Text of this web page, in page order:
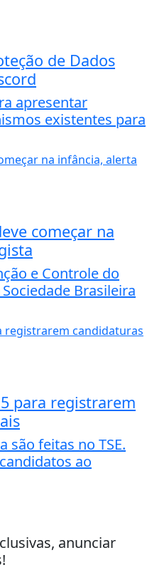
de Dados
apresentar
existentes para
começar na
e Controle do
Brasileira
para registrarem
são feitas no TSE.
ao
anunciar